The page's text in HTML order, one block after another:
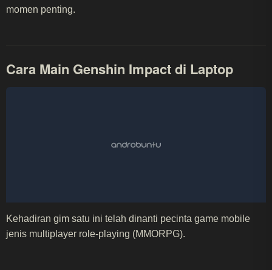
momen penting.
Cara Main Genshin Impact di Laptop
Kehadiran gim satu ini telah dinanti pecinta game mobile
jenis multiplayer role-playing (MMORPG).